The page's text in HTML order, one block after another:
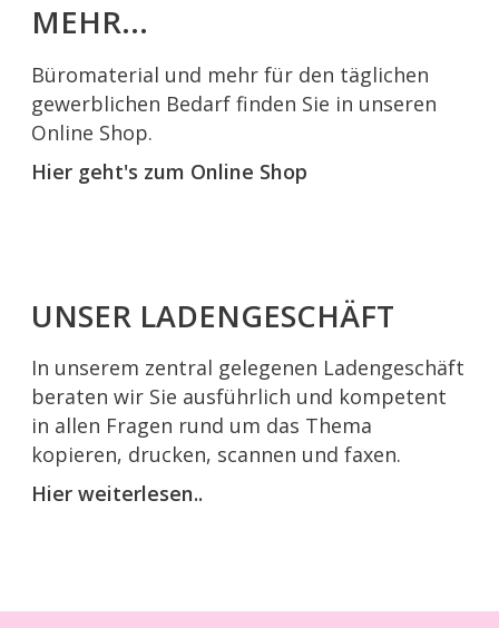
MEHR...
Büromaterial und mehr für den täglichen
gewerblichen Bedarf finden Sie in unseren
Online Shop.
Hier geht's zum Online Shop
UNSER LADENGESCHÄFT
In unserem zentral gelegenen Ladengeschäft
beraten wir Sie ausführlich und kompetent
in allen Fragen rund um das Thema
kopieren, drucken, scannen und faxen.
Hier weiterlesen..